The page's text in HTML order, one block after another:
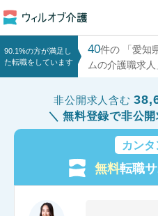
90.1%の方が満足し
た転職をしています
40件の 「愛知
ムの介護職求
非公開求人含む
無料登録で非公
カン
無料転職